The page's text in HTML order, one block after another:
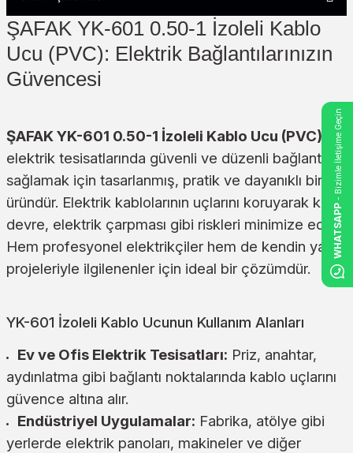
ŞAFAK YK-601 0.50-1 İzoleli Kablo
Ucu (PVC): Elektrik Bağlantılarınızın
Güvencesi
ŞAFAK YK-601 0.50-1 İzoleli Kablo Ucu (PVC)
elektrik tesisatlarında güvenli ve düzenli bağlantılar
sağlamak için tasarlanmış, pratik ve dayanıklı bir
üründür. Elektrik kablolarının uçlarını koruyarak kısa
devre, elektrik çarpması gibi riskleri minimize eder.
Hem profesyonel elektrikçiler hem de kendin yap
projeleriyle ilgilenenler için ideal bir çözümdür.
YK-601 İzoleli Kablo Ucunun Kullanım Alanları
Ev ve Ofis Elektrik Tesisatları: Priz, anahtar,
aydınlatma gibi bağlantı noktalarında kablo uçlarını
güvence altına alır.
Endüstriyel Uygulamalar: Fabrika, atölye gibi
yerlerde elektrik panoları, makineler ve diğer
WHATSAPP
- Bizimle İletişime Geçin